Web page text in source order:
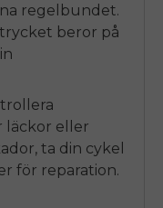
regelbundet.
beror på
läckor eller
ta din cykel
för reparation.